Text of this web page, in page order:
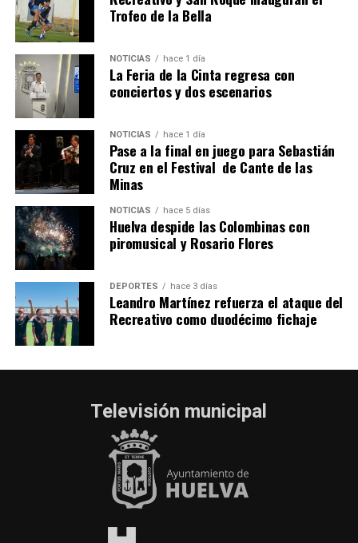
QUINTA CORRIDA DE LAS FIESTAS COLOMBINAS
2026
hace 5 días· Huelvatv
Trofeo de la Bella
NOTICIAS hace 1 día
La Feria de la Cinta regresa con
conciertos y dos escenarios
NOTICIAS hace 1 día
Pase a la final en juego para Sebastián
Cruz en el Festival de Cante de las
Minas
NOTICIAS hace 5 días
Huelva despide las Colombinas con
piromusical y Rosario Flores
DEPORTES hace 3 días
Leandro Martínez refuerza el ataque del
Recreativo como duodécimo fichaje
Televisión municipal